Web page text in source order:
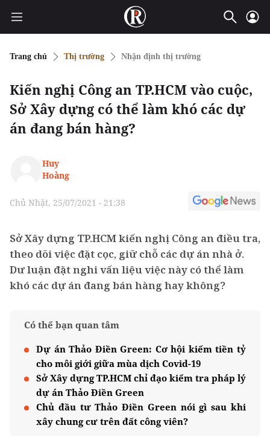
Trang chủ Thị trường Nhận định thị trường
Kiến nghị Công an TP.HCM vào cuộc,
Sở Xây dựng có thể làm khó các dự
án đang bán hàng?
Huy
Hoàng
Chủ Nhật, 25/07/2021 - 21:38
Sở Xây dựng TP.HCM kiến nghị Công an điều tra,
theo dõi việc đặt cọc, giữ chỗ các dự án nhà ở.
Dư luận đặt nghi vấn liệu việc này có thể làm
khó các dự án đang bán hàng hay không?
Có thể bạn quan tâm
Dự án Thảo Điền Green: Cơ hội kiếm tiền tỷ
cho môi giới giữa mùa dịch Covid-19
Sở Xây dựng TP.HCM chỉ đạo kiểm tra pháp lý
dự án Thảo Điền Green
Chủ đầu tư Thảo Điền Green nói gì sau khi
xây chung cư trên đất công viên?